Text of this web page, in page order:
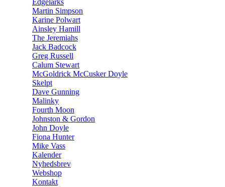
Edgelarks
Martin Simpson
Karine Polwart
Ainsley Hamill
The Jeremiahs
Jack Badcock
Greg Russell
Calum Stewart
McGoldrick McCusker Doyle
Skelpt
Dave Gunning
Malinky
Fourth Moon
Johnston & Gordon
John Doyle
Fiona Hunter
Mike Vass
Kalender
Nyhedsbrev
Webshop
Kontakt